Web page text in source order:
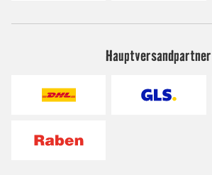
Hauptversandpartner